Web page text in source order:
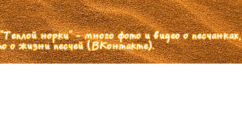
норки" - много фото и видео о песчанках,
о жизни песчей (ВКонтакте).